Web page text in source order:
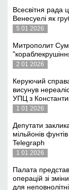
Всесвітня рада
Венесуелі як
5 01 2026
Митрополит
2 01 2026
Керуючий
висунув
УПЦ з
1 01 2026
Депутати
мільйонів
Telegraph
1 01 2026
Палата
операцій зі
для